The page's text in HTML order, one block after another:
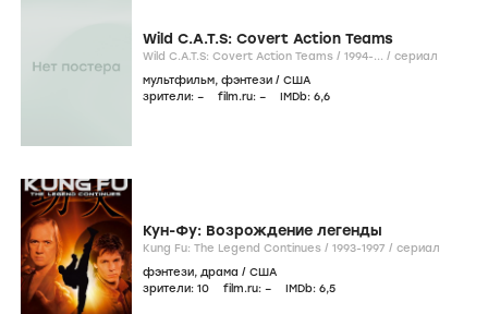
Wild C.A.T.S: Covert Action Teams
Wild C.A.T.S: Covert Action Teams / 1994-... / сериал
мультфильм, фэнтези / США
зрители: – film.ru: – IMDb: 6,6
Кун-Фу: Возрождение легенды
Kung Fu: The Legend Continues / 1993-1997 / сериал
фэнтези, драма / США
зрители: 10 film.ru: – IMDb: 6,5